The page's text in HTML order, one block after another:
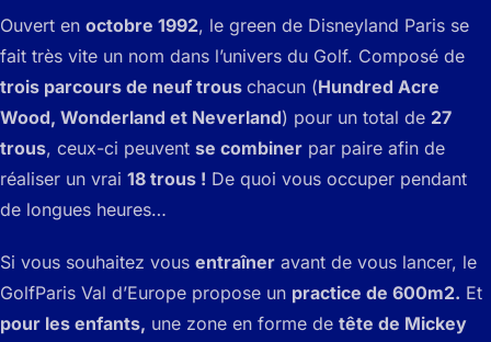
Ouvert en octobre 1992, le green de Disneyland Paris se
fait très vite un nom dans l’univers du Golf. Composé de
trois parcours de neuf trous chacun (Hundred Acre
Wood, Wonderland et Neverland) pour un total de 27
trous, ceux-ci peuvent se combiner par paire afin de
réaliser un vrai 18 trous ! De quoi vous occuper pendant
de longues heures…
Si vous souhaitez vous entraîner avant de vous lancer, le
GolfParis Val d’Europe propose un practice de 600m2. Et
pour les enfants, une zone en forme de tête de Mickey